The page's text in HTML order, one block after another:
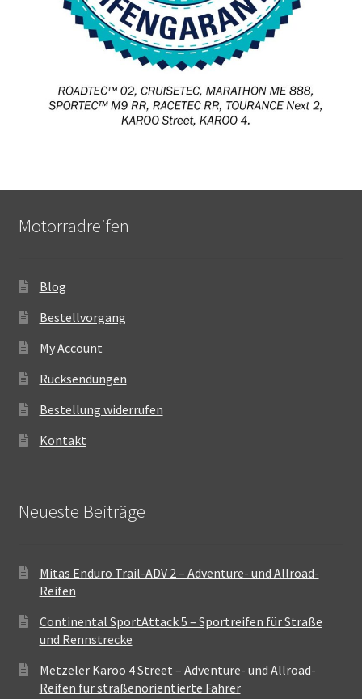
Motorradreifen
Blog
Bestellvorgang
My Account
Rücksendungen
Bestellung widerrufen
Kontakt
Neueste Beiträge
Mitas Enduro Trail-ADV 2 – Adventure- und Allroad-
Reifen
Continental SportAttack 5 – Sportreifen für Straße
und Rennstrecke
Metzeler Karoo 4 Street – Adventure- und Allroad-
Reifen für straßenorientierte Fahrer